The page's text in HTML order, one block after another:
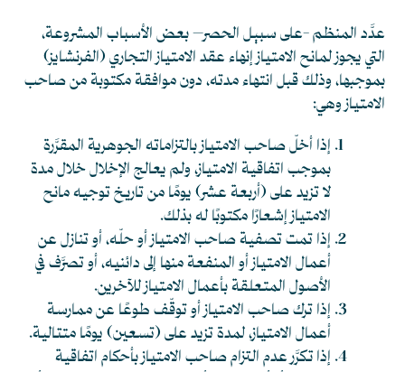
عدَّد المنظم -على سبيل الحصر– بعض الأسباب المشروعة،
التي يجوز لمانح الامتياز إنهاء عقد الامتياز التجاري (الفرنشايز)
بموجبها، وذلك قبل انتهاء مدته، دون موافقة مكتوبة من صاحب
الامتياز وهي:
إذا أخلّ صاحب الامتياز بالتزاماته الجوهرية المقرَّرة
بموجب اتفاقية الامتياز، ولم يعالج الإخلال خلال مدة
لا تزيد على (أربعة عشر) يومًا من تاريخ توجيه مانح
الامتياز إشعارًا مكتوبًا له بذلك.
إذا تمت تصفية صاحب الامتياز أو حلّه، أو تنازل عن
أعمال الامتياز أو المنفعة منها إلى دائنيه، أو تصرَّف في
الأصول المتعلقة بأعمال الامتياز للآخرين.
إذا ترك صاحب الامتياز أو توقّف طوعًا عن ممارسة
أعمال الامتياز، لمدة تزيد على (تسعين) يومًا متتالية.
إذا تكرَّر عدم التزام صاحب الامتياز بأحكام اتفاقية